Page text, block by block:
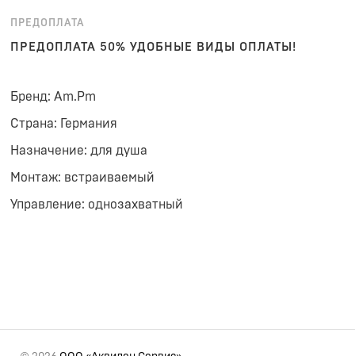
ПРЕДОПЛАТА
ПРЕДОПЛАТА 50% УДОБНЫЕ ВИДЫ ОПЛАТЫ!
Бренд: Am.Pm
Страна: Германия
Назначение: для душа
Монтаж: встраиваемый
Управление: однозахватный